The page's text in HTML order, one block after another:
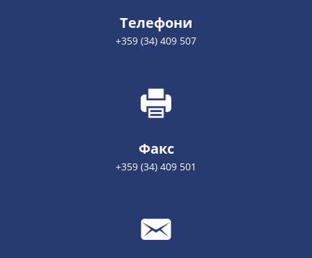
Телефони
+359 (34) 409 507
Факс
+359 (34) 409 501